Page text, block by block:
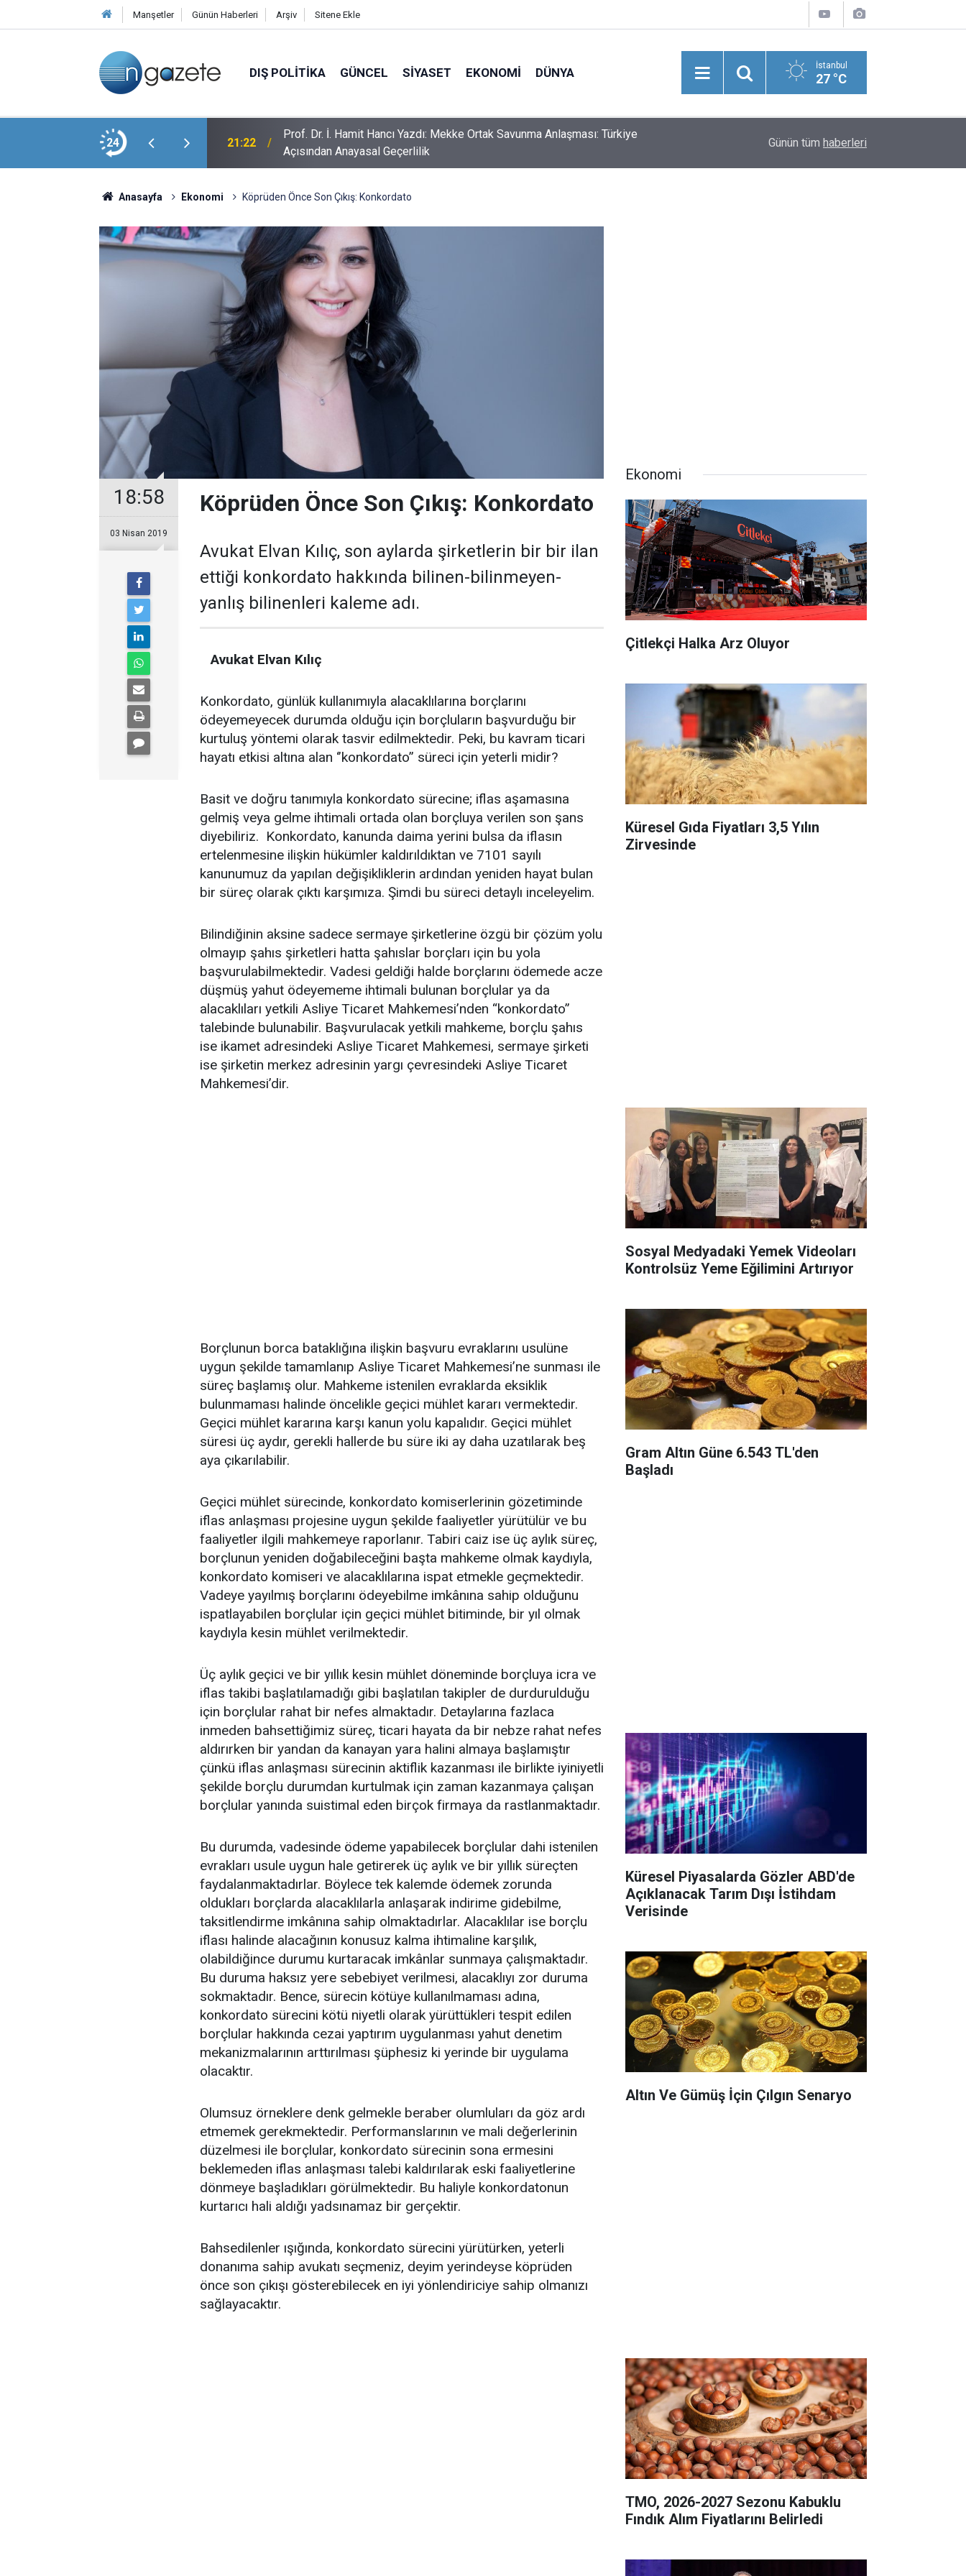
Manşetler Günün Haberleri Arşiv Sitene Ekle
DIŞ POLITIKA GÜNCEL SIYASET EKONOMI DÜNYA İstanbul
27 °C
24
Söz Namustu 21:22
Prof. Dr. İ. Hamit Hancı Yazdı: Mekke Ortak Savunma Anlaşması: Türkiye
Açısından Anayasal Geçerlilik
Çeliştiği" İddiasını Yalanladı
Günün tüm haberleri
Anasayfa Ekonomi Köprüden Önce Son Çıkış: Konkordato
18:58
03 Nisan 2019
Köprüden Önce Son Çıkış: Konkordato
Avukat Elvan Kılıç, son aylarda şirketlerin bir bir ilan
ettiği konkordato hakkında bilinen-bilinmeyen-
yanlış bilinenleri kaleme adı.
Avukat Elvan Kılıç
Konkordato, günlük kullanımıyla alacaklılarına borçlarını
ödeyemeyecek durumda olduğu için borçluların başvurduğu bir
kurtuluş yöntemi olarak tasvir edilmektedir. Peki, bu kavram ticari
hayatı etkisi altına alan ‘’konkordato’’ süreci için yeterli midir?
Basit ve doğru tanımıyla konkordato sürecine; iflas aşamasına
gelmiş veya gelme ihtimali ortada olan borçluya verilen son şans
diyebiliriz. Konkordato, kanunda daima yerini bulsa da iflasın
ertelenmesine ilişkin hükümler kaldırıldıktan ve 7101 sayılı
kanunumuz da yapılan değişikliklerin ardından yeniden hayat bulan
bir süreç olarak çıktı karşımıza. Şimdi bu süreci detaylı inceleyelim.
Bilindiğinin aksine sadece sermaye şirketlerine özgü bir çözüm yolu
olmayıp şahıs şirketleri hatta şahıslar borçları için bu yola
başvurulabilmektedir. Vadesi geldiği halde borçlarını ödemede acze
düşmüş yahut ödeyememe ihtimali bulunan borçlular ya da
alacaklıları yetkili Asliye Ticaret Mahkemesi’nden “konkordato”
talebinde bulunabilir. Başvurulacak yetkili mahkeme, borçlu şahıs
ise ikamet adresindeki Asliye Ticaret Mahkemesi, sermaye şirketi
ise şirketin merkez adresinin yargı çevresindeki Asliye Ticaret
Mahkemesi’dir.
Borçlunun borca bataklığına ilişkin başvuru evraklarını usulüne
uygun şekilde tamamlanıp Asliye Ticaret Mahkemesi’ne sunması ile
süreç başlamış olur. Mahkeme istenilen evraklarda eksiklik
bulunmaması halinde öncelikle geçici mühlet kararı vermektedir.
Geçici mühlet kararına karşı kanun yolu kapalıdır. Geçici mühlet
süresi üç aydır, gerekli hallerde bu süre iki ay daha uzatılarak beş
aya çıkarılabilir.
Geçici mühlet sürecinde, konkordato komiserlerinin gözetiminde
iflas anlaşması projesine uygun şekilde faaliyetler yürütülür ve bu
faaliyetler ilgili mahkemeye raporlanır. Tabiri caiz ise üç aylık süreç,
borçlunun yeniden doğabileceğini başta mahkeme olmak kaydıyla,
konkordato komiseri ve alacaklılarına ispat etmekle geçmektedir.
Vadeye yayılmış borçlarını ödeyebilme imkânına sahip olduğunu
ispatlayabilen borçlular için geçici mühlet bitiminde, bir yıl olmak
kaydıyla kesin mühlet verilmektedir.
Üç aylık geçici ve bir yıllık kesin mühlet döneminde borçluya icra ve
iflas takibi başlatılamadığı gibi başlatılan takipler de durdurulduğu
için borçlular rahat bir nefes almaktadır. Detaylarına fazlaca
inmeden bahsettiğimiz süreç, ticari hayata da bir nebze rahat nefes
aldırırken bir yandan da kanayan yara halini almaya başlamıştır
çünkü iflas anlaşması sürecinin aktiflik kazanması ile birlikte iyiniyetli
şekilde borçlu durumdan kurtulmak için zaman kazanmaya çalışan
borçlular yanında suistimal eden birçok firmaya da rastlanmaktadır.
Bu durumda, vadesinde ödeme yapabilecek borçlular dahi istenilen
evrakları usule uygun hale getirerek üç aylık ve bir yıllık süreçten
faydalanmaktadırlar. Böylece tek kalemde ödemek zorunda
oldukları borçlarda alacaklılarla anlaşarak indirime gidebilme,
taksitlendirme imkânına sahip olmaktadırlar. Alacaklılar ise borçlu
iflası halinde alacağının konusuz kalma ihtimaline karşılık,
olabildiğince durumu kurtaracak imkânlar sunmaya çalışmaktadır.
Bu duruma haksız yere sebebiyet verilmesi, alacaklıyı zor duruma
sokmaktadır. Bence, sürecin kötüye kullanılmaması adına,
konkordato sürecini kötü niyetli olarak yürüttükleri tespit edilen
borçlular hakkında cezai yaptırım uygulanması yahut denetim
mekanizmalarının arttırılması şüphesiz ki yerinde bir uygulama
olacaktır.
Olumsuz örneklere denk gelmekle beraber olumluları da göz ardı
etmemek gerekmektedir. Performanslarının ve mali değerlerinin
düzelmesi ile borçlular, konkordato sürecinin sona ermesini
beklemeden iflas anlaşması talebi kaldırılarak eski faaliyetlerine
dönmeye başladıkları görülmektedir. Bu haliyle konkordatonun
kurtarıcı hali aldığı yadsınamaz bir gerçektir.
Bahsedilenler ışığında, konkordato sürecini yürütürken, yeterli
donanıma sahip avukatı seçmeniz, deyim yerindeyse köprüden
önce son çıkışı gösterebilecek en iyi yönlendiriciye sahip olmanızı
sağlayacaktır.
Ekonomi
Çitlekçi Halka Arz Oluyor
Küresel Gıda Fiyatları 3,5 Yılın
Zirvesinde
Sosyal Medyadaki Yemek Videoları
Kontrolsüz Yeme Eğilimini Artırıyor
Gram Altın Güne 6.543 TL'den
Başladı
Küresel Piyasalarda Gözler ABD'de
Açıklanacak Tarım Dışı İstihdam
Verisinde
Altın Ve Gümüş İçin Çılgın Senaryo
TMO, 2026-2027 Sezonu Kabuklu
Fındık Alım Fiyatlarını Belirledi